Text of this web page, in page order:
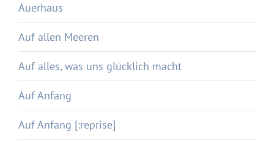
Auerhaus
Auf allen Meeren
Auf alles, was uns glücklich macht
Auf Anfang
Auf Anfang [:reprise]